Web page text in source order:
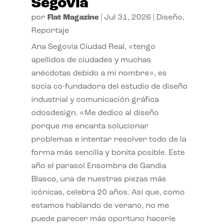
Segovia
por Flat Magazine| Jul 31, 2026 Diseño,
Reportaje
Ana Segovia Ciudad Real, «tengo
apellidos de ciudades y muchas
anécdotas debido a mi nombre», es
socia co-fundadora del estudio de diseño
industrial y comunicación gráfica
odosdesign. «Me dedico al diseño
porque me encanta solucionar
problemas e intentar resolver todo de la
forma más sencilla y bonita posible. Este
año el parasol Ensombra de Gandia
Blasco, una de nuestras piezas más
icónicas, celebra 20 años. Así que, como
estamos hablando de verano, no me
puede parecer más oportuno hacerle